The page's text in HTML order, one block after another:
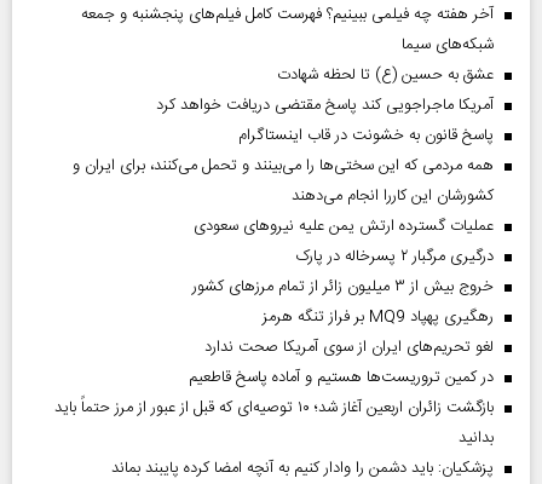
آخر هفته چه فیلمی ببینیم؟ فهرست کامل فیلم‌های پنجشنبه و جمعه
شبکه‌های سیما
عشق به حسین (ع) تا لحظه شهادت
آمریکا ماجراجویی کند پاسخ مقتضی دریافت خواهد کرد
پاسخ قانون به خشونت در قاب اینستاگرام
همه مردمی که این سختی‌ها را می‌بینند و تحمل می‌کنند، برای ایران و
کشورشان این کاررا انجام می‌دهند
عملیات گسترده ارتش یمن علیه نیروهای سعودی
درگیری مرگبار ۲ پسرخاله در پارک
خروج بیش از ۳ میلیون زائر از تمام مرز‌های کشور
رهگیری پهپاد MQ9 بر فراز تنگه هرمز
لغو تحریم‌های ایران از سوی آمریکا صحت ندارد
در کمین تروریست‌ها هستیم و آماده پاسخ قاطعیم
بازگشت زائران اربعین آغاز شد؛ ۱۰ توصیه‌ای که قبل از عبور از مرز حتماً باید
بدانید
پزشکیان: باید دشمن را وادار کنیم به آنچه امضا کرده پایبند بماند